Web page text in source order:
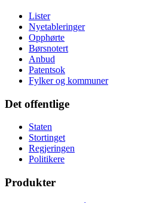
Lister
Nyetableringer
Opphørte
Børsnotert
Anbud
Patentsok
Fylker og kommuner
Det offentlige
Staten
Stortinget
Regjeringen
Politikere
Produkter